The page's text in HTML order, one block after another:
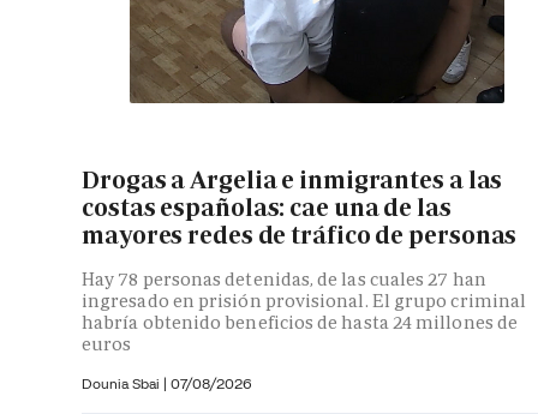
Drogas a Argelia e inmigrantes a las
costas españolas: cae una de las
mayores redes de tráfico de personas
Hay 78 personas detenidas, de las cuales 27 han
ingresado en prisión provisional. El grupo criminal
habría obtenido beneficios de hasta 24 millones de
euros
Dounia Sbai | 07/08/2026